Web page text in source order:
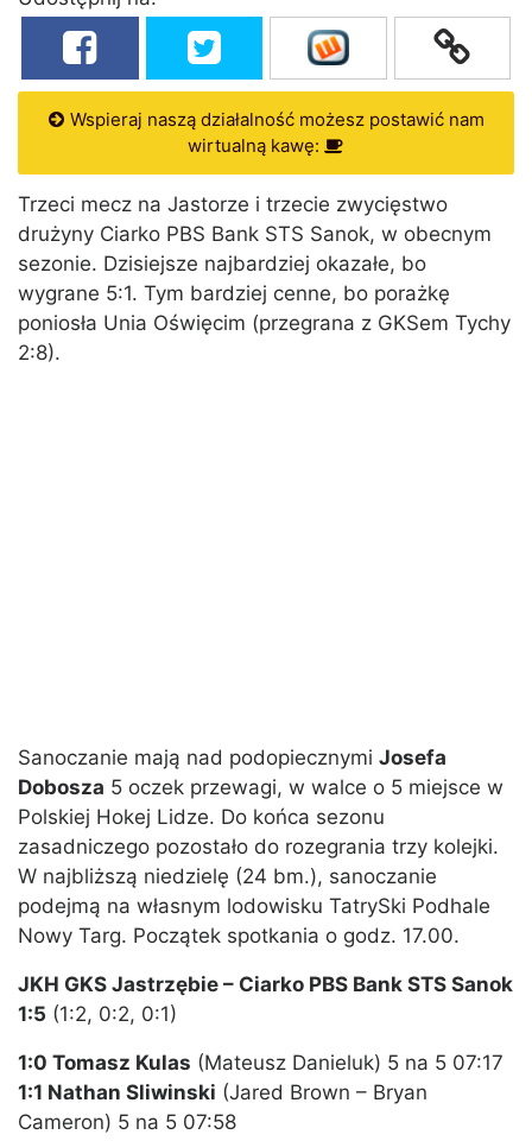
Wspieraj naszą działalność możesz postawić nam
wirtualną kawę:
Trzeci mecz na Jastorze i trzecie zwycięstwo
drużyny Ciarko PBS Bank STS Sanok, w obecnym
sezonie. Dzisiejsze najbardziej okazałe, bo
wygrane 5:1. Tym bardziej cenne, bo porażkę
poniosła Unia Oświęcim (przegrana z GKSem Tychy
2:8).
Sanoczanie mają nad podopiecznymi Josefa
Dobosza 5 oczek przewagi, w walce o 5 miejsce w
Polskiej Hokej Lidze. Do końca sezonu
zasadniczego pozostało do rozegrania trzy kolejki.
W najbliższą niedzielę (24 bm.), sanoczanie
podejmą na własnym lodowisku TatrySki Podhale
Nowy Targ. Początek spotkania o godz. 17.00.
JKH GKS Jastrzębie – Ciarko PBS Bank STS Sanok
1:5 (1:2, 0:2, 0:1)
1:0 Tomasz Kulas (Mateusz Danieluk) 5 na 5 07:17
1:1 Nathan Sliwinski (Jared Brown – Bryan
Cameron) 5 na 5 07:58